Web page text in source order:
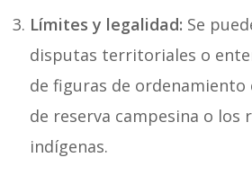
Límites y legalidad: Se
disputas territoriales o
de figuras de ordenamiento
de reserva campesina o los
indígenas.